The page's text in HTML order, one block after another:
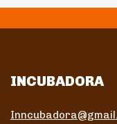
INCUBADORA